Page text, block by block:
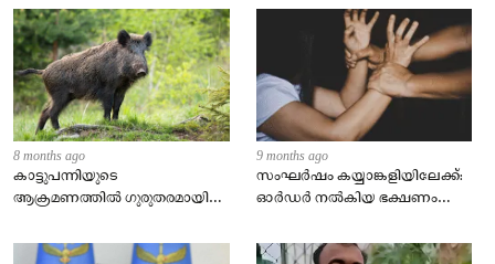
8 months ago
കാട്ടുപന്നിയുടെ
ആക്രമണത്തിൽ ഗുരുതരമായി
9 months ago
സംഘർഷം കയ്യാങ്കളിയിലേക്ക്:
ഓർഡർ നൽകിയ ഭക്ഷണം
യുവാവിന് ക്രൂരമർദനം.